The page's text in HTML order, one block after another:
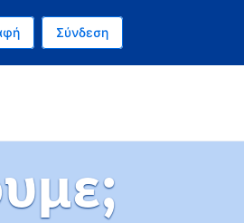
τα Ελληνικά
Σύνδεση